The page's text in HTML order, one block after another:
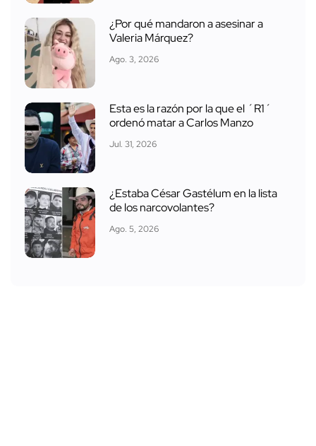
¿Por qué mandaron a asesinar a
Valeria Márquez?
Ago. 3, 2026
Esta es la razón por la que el ´R1´
ordenó matar a Carlos Manzo
Jul. 31, 2026
¿Estaba César Gastélum en la lista
de los narcovolantes?
Ago. 5, 2026